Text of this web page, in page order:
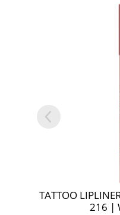
TATTOO
216 |